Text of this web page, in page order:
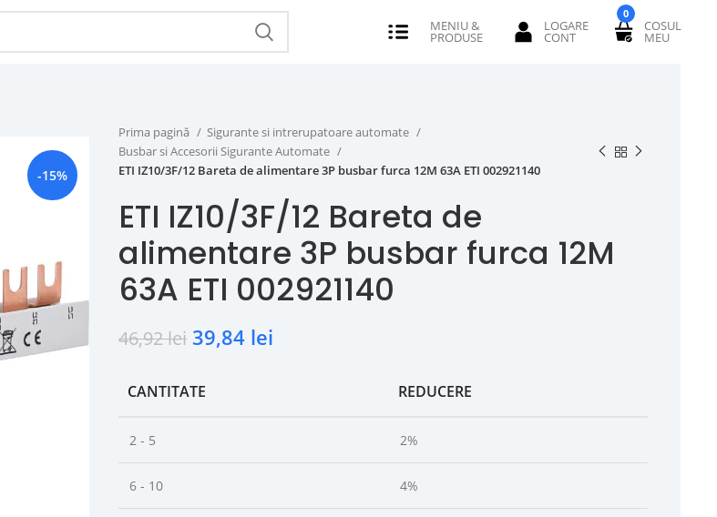
0
-15%
Prima pagină
Sigurante si intrerupatoare automate
Busbar si Accesorii Sigurante Automate
ETI IZ10/3F/12 Bareta de alimentare 3P busbar furca 12M 63A ETI 002921140
ETI IZ10/3F/12 Bareta de
alimentare 3P busbar furca 12M
63A ETI 002921140
46,92lei 39,84 lei
CANTITATE REDUCERE
2 - 5 2%
6 - 10 4%